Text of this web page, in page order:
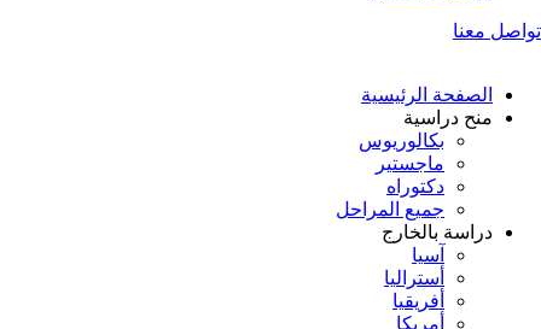
تواصل معنا
الصفحة الرئيسية
منح دراسية
بكالوريوس
ماجستير
دكتوراه
جميع المراحل
دراسة بالخارج
آسيا
أستراليا
أفريقيا
أمريكا